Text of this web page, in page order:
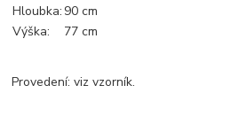
Hloubka: 90 cm
Výška:
77 cm
Provedení: viz vzorník.